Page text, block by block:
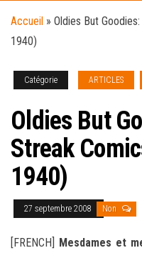
Accueil » Oldies But
1940)
Catégorie ARTICLES
Oldies But
Streak
1940)
27 septembre 2008 Non
[FRENCH] Mesdames et